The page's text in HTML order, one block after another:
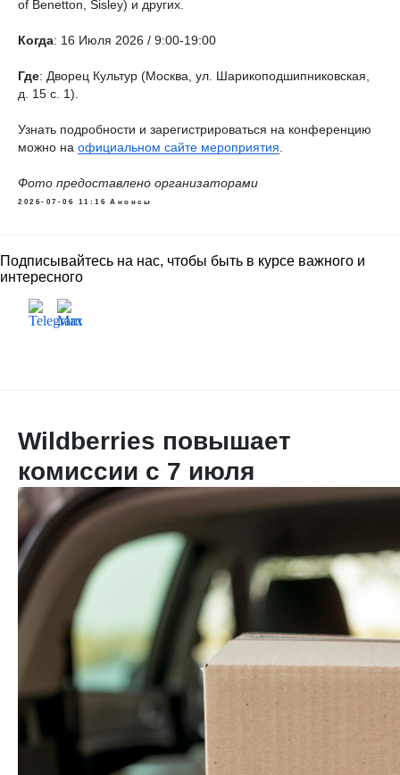
of Benetton, Sisley) и других.
Когда: 16 Июля 2026 / 9:00-19:00
Где: Дворец Культур (Москва, ул. Шарикоподшипниковская,
д. 15 с. 1).
Узнать подробности и зарегистрироваться на конференцию
можно на официальном сайте мероприятия
Фото предоставлено организаторами
2026-07-06 11:16 Анонсы
Подписывайтесь на нас, чтобы быть в курсе важного и
интересного
Wildberries повышает
комиссии с 7 июля